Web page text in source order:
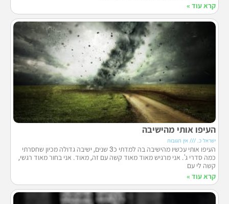
קרא עוד »
העיפו אותי מהישיבה
ישראל כ. אין תגובות
העיפו אותי עכשיו מהישיבה בה למדתי כ3 שנים, ישיבה גדולה מכיון שחסרתי
כמה סדרי ג'. אני מרגיש מאוד מאוד קשה עם זה, מאוד. אני בחור מאוד רגשי,
קשה לי עם
קרא עוד »